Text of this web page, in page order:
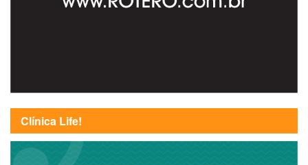
Clínica Life!